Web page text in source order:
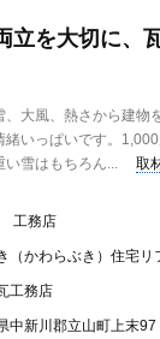
立を大切に、
大風、熱さから建物
緒いっぱいです。
い雪はもちろん...
取
工務店
（かわらぶき）住宅リ
工務店
中新川郡立山町上末97